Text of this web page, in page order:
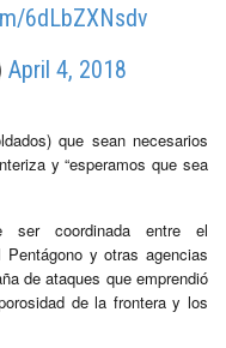
6dLbZXNsdv
April 4, 2018
que sean necesarios
y “esperamos que sea
ser coordinada entre el
y otras agencias
de ataques que emprendió
de la frontera y los